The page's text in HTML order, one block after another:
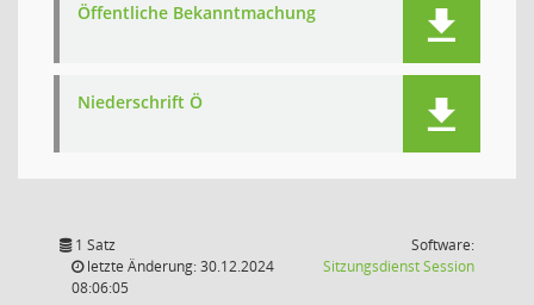
Öffentliche Bekanntmachung
Niederschrift Ö
1 Satz
letzte Änderung: 30.12.2024
08:06:05
Software:
SitzungsdienstSession(Wird in